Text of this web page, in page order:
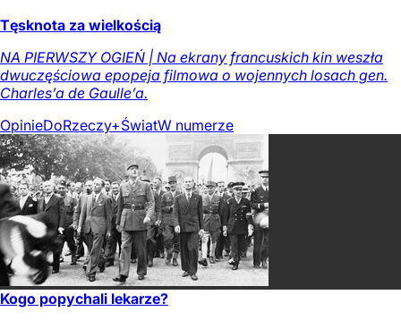
Tęsknota za wielkością
NA PIERWSZY OGIEŃ | Na ekrany francuskich kin weszła
dwuczęściowa epopeja filmowa o wojennych losach gen.
Charles’a de Gaulle’a.
OpinieDoRzeczy+ŚwiatW numerze
Kogo popychali lekarze?